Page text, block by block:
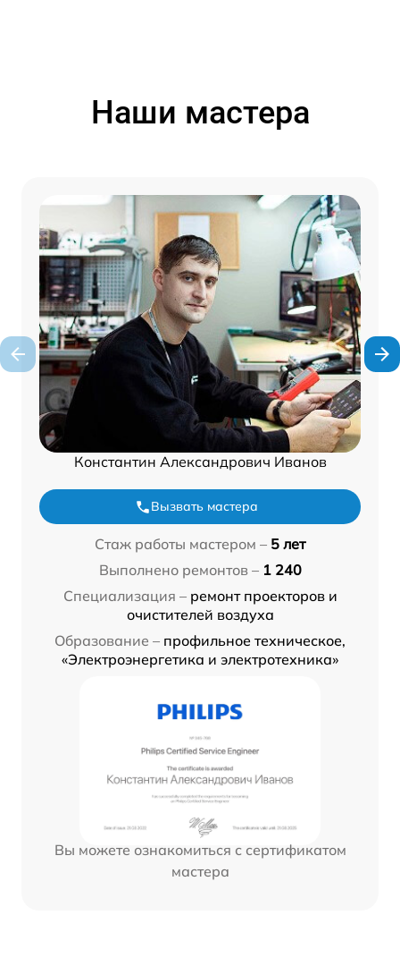
Наши мастера
Константин Александрович Иванов
Вызвать мастера
Стаж работы мастером – 5 лет
Выполнено ремонтов – 1 240
Специализация – ремонт проекторов и
очистителей воздуха
Образование – профильное техническое,
«Электроэнергетика и электротехника»
Вы можете ознакомиться с сертификатом
мастера